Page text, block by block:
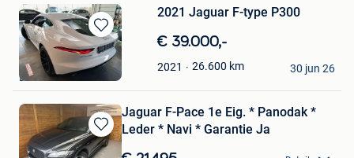
Bewaren
in
Mijn
Favorieten
2021 Jaguar F-type P300
€ 39.000,-
2021 26.600 km
Pol
Brasschaat
30 jun 26
Bewaren
in
Jaguar F-Pace 1e Eig. * Panodak *
Leder * Navi * Garantie Ja